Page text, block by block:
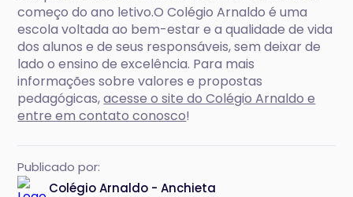
começo do ano letivo.O Colégio Arnaldo é uma
escola voltada ao bem-estar e a qualidade de vida
dos alunos e de seus responsáveis, sem deixar de
lado o ensino de excelência. Para mais
informações sobre valores e propostas
pedagógicas,acesse o site do Colégio Arnaldo e
entre em contato conosco!
Publicado por:
Colégio Arnaldo - Anchieta